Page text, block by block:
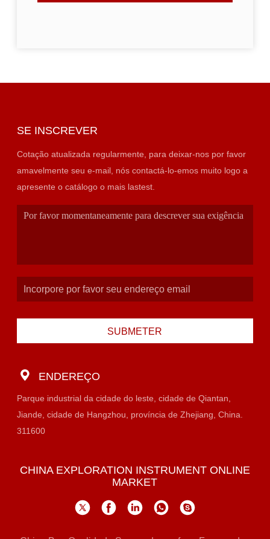
SE INSCREVER
Cotação atualizada regularmente, para deixar-nos por favor
amavelmente seu e-mail, nós contactá-lo-emos muito logo a
apresente o catálogo o mais lastest.
SUBMETER
ENDEREÇO
Parque industrial da cidade do leste, cidade de Qiantan,
Jiande, cidade de Hangzhou, província de Zhejiang, China.
311600
CHINA EXPLORATION INSTRUMENT ONLINE
MARKET